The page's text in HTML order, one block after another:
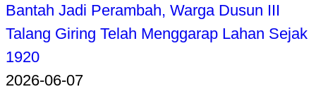
Bantah Jadi Perambah, Warga Dusun III
Talang Giring Telah Menggarap Lahan Sejak
1920
2026-06-07